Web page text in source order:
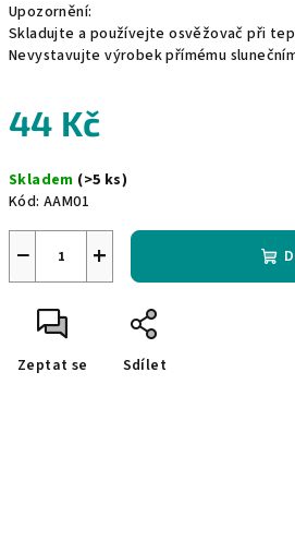
Upozornění:
Skladujte a používejte osvěžovač při
Nevystavujte výrobek přímému
44 Kč
cena:
Skladem (>5 ks)
Kód: AAM01
+
−
Zeptat se Sdílet